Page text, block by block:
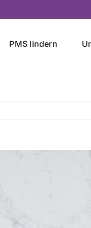
PMS lindern